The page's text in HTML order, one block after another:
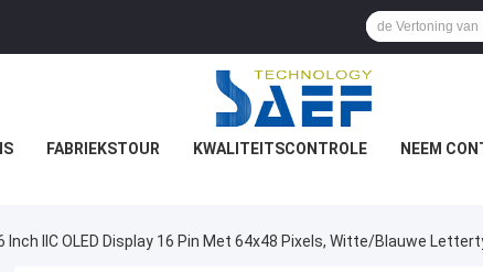
FABRIEKSTOUR KWALITEITSCONTROLE NEEM
Inch IIC OLED Display 16 Pin Met 64x48 Pixels, Witte/blauwe